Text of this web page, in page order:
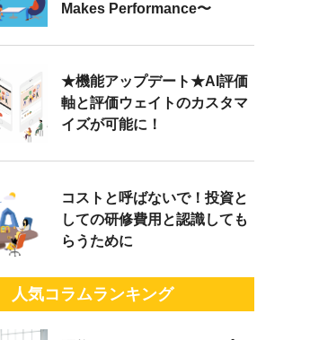
大画面インタラクション
学習プログラム
Makes Performance〜
★機能アップデート★AI評価
軸と評価ウェイトのカスタマ
イズが可能に！
コストと呼ばないで！投資と
しての研修費用と認識しても
らうために
人気コラムランキング